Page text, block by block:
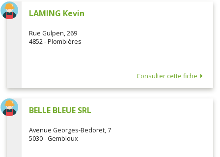
LAMING Kevin
Rue Gulpen, 269
4852 - Plombières
Consulter cette fiche
BELLE BLEUE SRL
Avenue Georges-Bedoret, 7
5030 - Gembloux